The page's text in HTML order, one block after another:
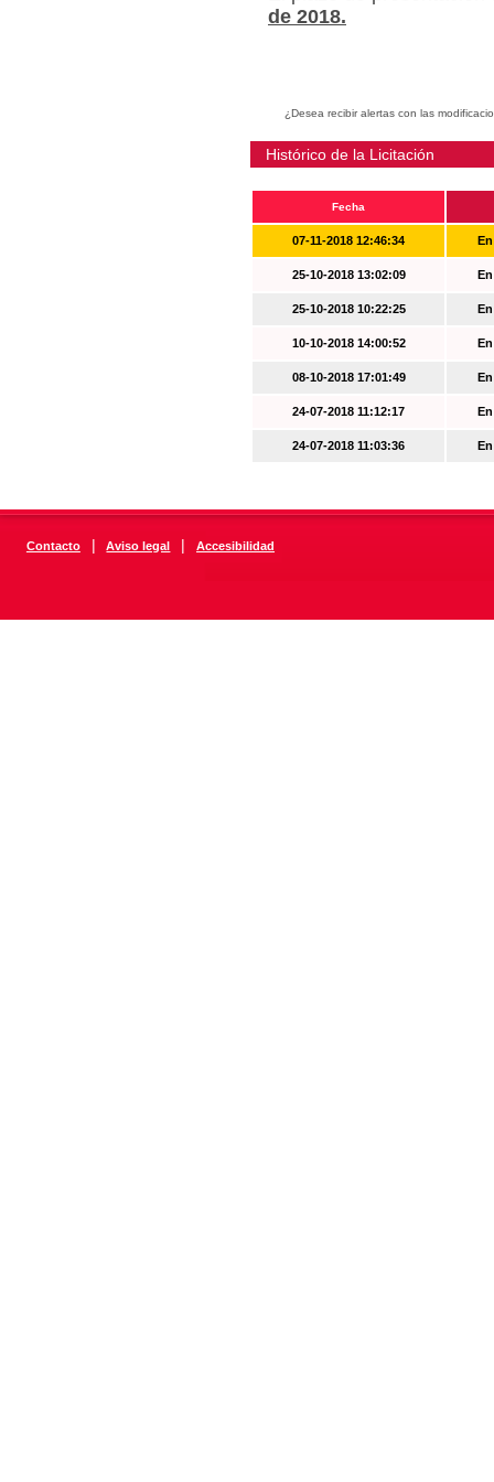
de 2018.
¿Desea recibir alertas con las
Histórico de la Licitación
Fecha
07-11-2018 12:46:34
25-10-2018 13:02:09
25-10-2018 10:22:25
10-10-2018 14:00:52
08-10-2018 17:01:49
24-07-2018 11:12:17
24-07-2018 11:03:36
Contacto | Aviso legal | Accesibilidad